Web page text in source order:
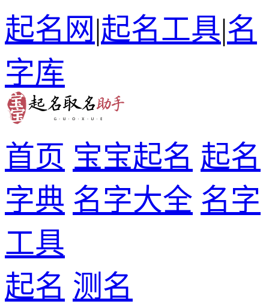
起名网|起名工具|名
字库
首页 宝宝起名 起名
字典 名字大全 名字
工具
起名 测名